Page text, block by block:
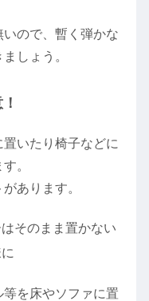
ので、暫く弾かな
しょう。
いたり椅子などに
。
あります。
そのまま置かない
を床やソファに置